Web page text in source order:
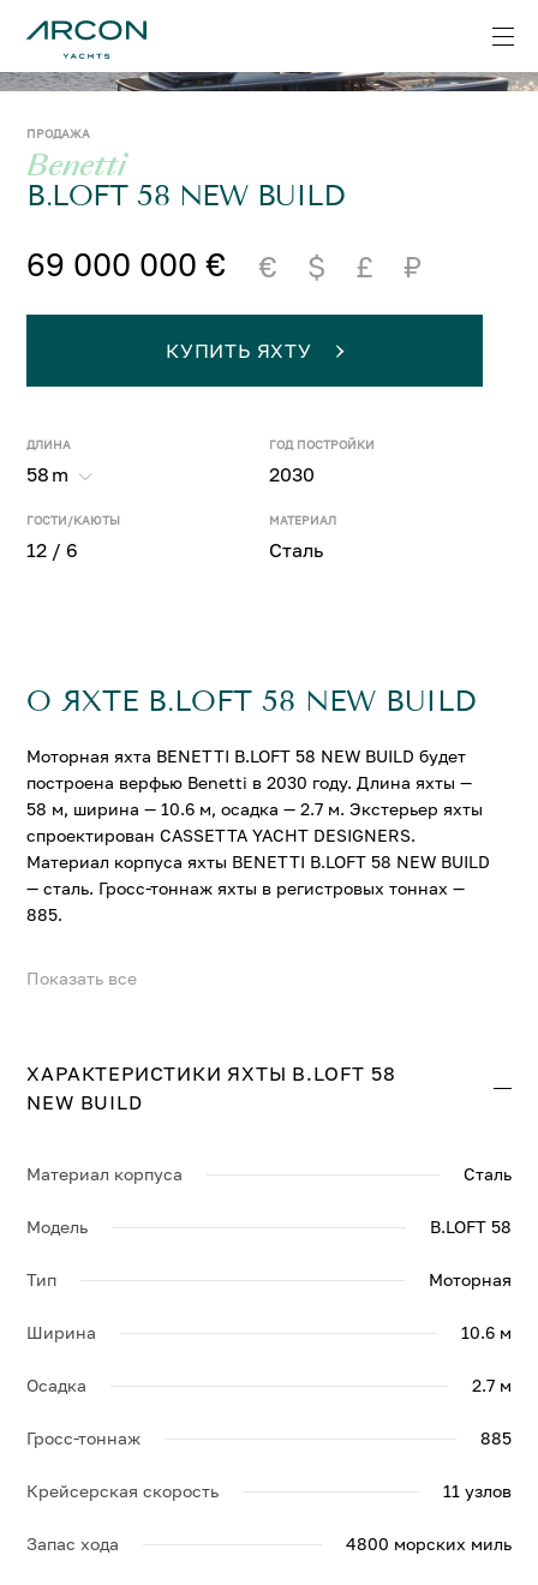
ПРОДАЖА
Benetti
B.LOFT 58 NEW BUILD
69 000 000 € € $ £ ₽
ДЛИНА
58 m
ГОД ПОСТРОЙКИ
2030
ГОСТИ/КАЮТЫ
12 / 6
МАТЕРИАЛ
Сталь
КУПИТЬ ЯХТУ
О ЯХТЕ B.LOFT 58 NEW BUILD
Моторная яхта BENETTI B.LOFT 58 NEW BUILD будет
построена верфью Benetti в 2030 году. Длина яхты —
58 м, ширина — 10.6 м, осадка — 2.7 м. Экстерьер яхты
спроектирован CASSETTA YACHT DESIGNERS.
Материал корпуса яхты BENETTI B.LOFT 58 NEW BUILD
— сталь. Гросс-тоннаж яхты в регистровых тоннах —
885.
На яхте BENETTI B.LOFT 58 NEW BUILD можно
по яхте BENETTI B.LOFT 58 NEW BUILD, её
спецификации и брошюру.
Показать все
ХАРАКТЕРИСТИКИ ЯХТЫ B.LOFT 58
NEW BUILD
Материал корпуса Сталь
Модель B.LOFT 58
Тип Моторная
Ширина 10.6 м
Осадка 2.7 м
Гросс-тоннаж 885
Крейсерская скорость 11 узлов
Запас хода 4800 морских миль